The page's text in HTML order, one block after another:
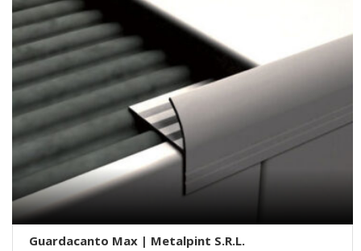
Guardacanto Max | Metalpint S.R.L.